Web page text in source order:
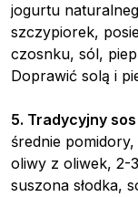
jogurtu
szczypiorek,
czosnku, sól,
Doprawić solą i
5. Tradycyjny
średnie
oliwy z oliwek, 2-
suszona słodka,